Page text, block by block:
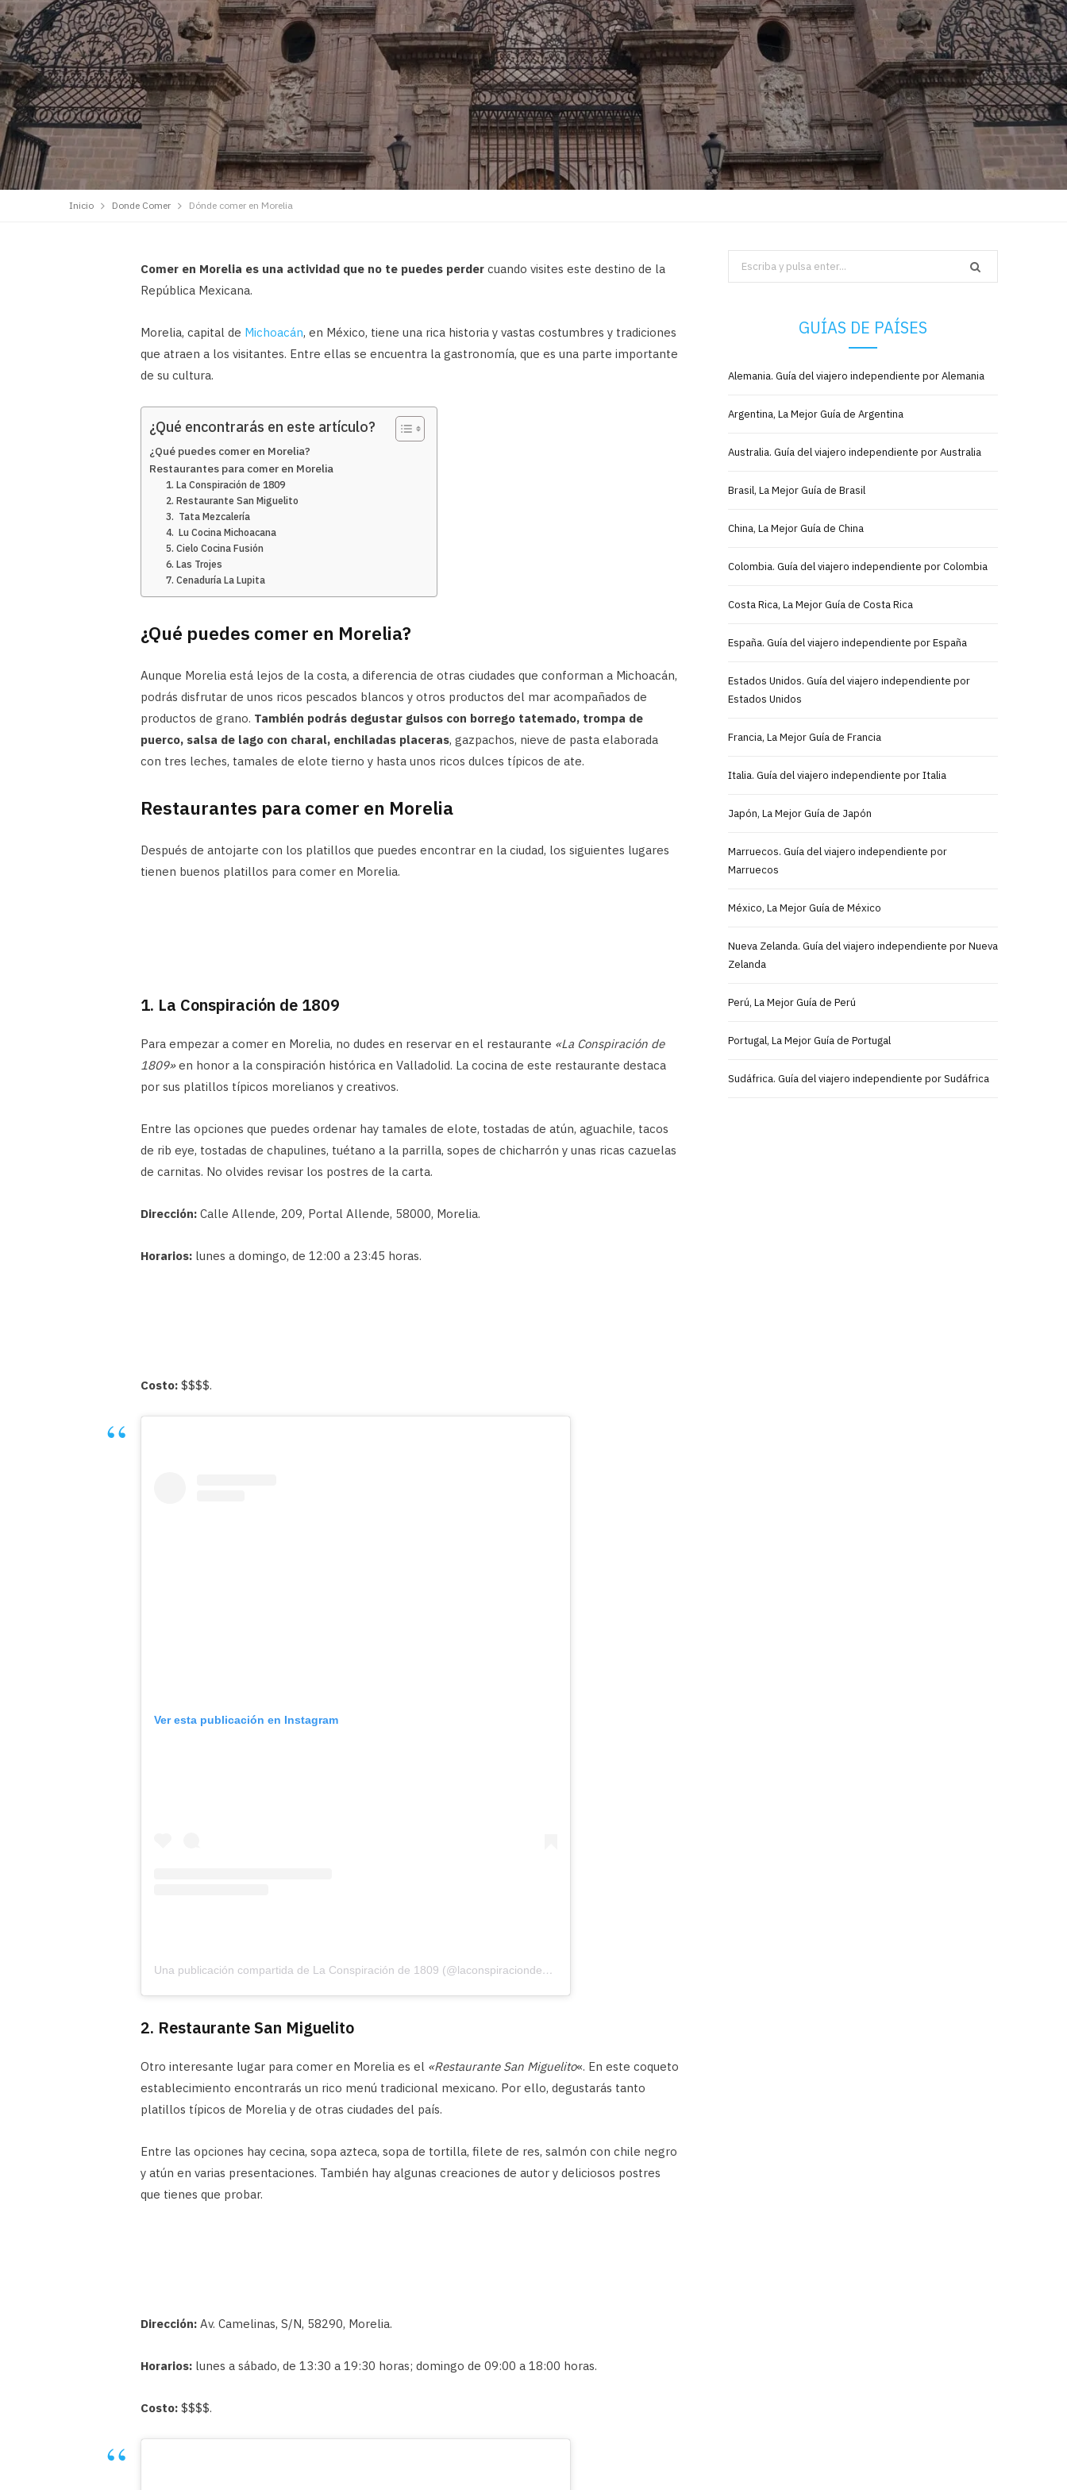
Inicio Donde Comer Dónde comer en Morelia
Comer en Morelia es una actividad que no te puedes perder cuando visites este destino de la
República Mexicana.
Morelia, capital de Michoacán, en México, tiene una rica historia y vastas costumbres y tradiciones
que atraen a los visitantes. Entre ellas se encuentra la gastronomía, que es una parte importante
de su cultura.
¿Qué encontrarás en este artículo?
¿Qué puedes comer en Morelia?
Restaurantes para comer en Morelia
1. La Conspiración de 1809
2. Restaurante San Miguelito
3. Tata Mezcalería
4. Lu Cocina Michoacana
5. Cielo Cocina Fusión
6. Las Trojes
7. Cenaduría La Lupita
¿Qué puedes comer en Morelia?
Aunque Morelia está lejos de la costa, a diferencia de otras ciudades que conforman a Michoacán,
podrás disfrutar de unos ricos pescados blancos y otros productos del mar acompañados de
productos de grano. También podrás degustar guisos con borrego tatemado, trompa de
puerco, salsa de lago con charal, enchiladas placeras, gazpachos, nieve de pasta elaborada
con tres leches, tamales de elote tierno y hasta unos ricos dulces típicos de ate.
Restaurantes para comer en Morelia
Después de antojarte con los platillos que puedes encontrar en la ciudad, los siguientes lugares
tienen buenos platillos para comer en Morelia.
1. La Conspiración de 1809
Para empezar a comer en Morelia, no dudes en reservar en el restaurante «La Conspiración de
1809»en honor a la conspiración histórica en Valladolid. La cocina de este restaurante destaca
por sus platillos típicos morelianos y creativos.
Entre las opciones que puedes ordenar hay tamales de elote, tostadas de atún, aguachile, tacos
de rib eye, tostadas de chapulines, tuétano a la parrilla, sopes de chicharrón y unas ricas cazuelas
de carnitas. No olvides revisar los postres de la carta.
Dirección: Calle Allende, 209, Portal Allende, 58000, Morelia.
Horarios: lunes a domingo, de 12:00 a 23:45 horas.
Costo: $$$$.
Ver esta publicación en Instagram
Una publicación compartida de La Conspiración de 1809 (@laconspiracionde1809)
2. Restaurante San Miguelito
Otro interesante lugar para comer en Morelia es el «Restaurante San Miguelito«. En este coqueto
establecimiento encontrarás un rico menú tradicional mexicano. Por ello, degustarás tanto
platillos típicos de Morelia y de otras ciudades del país.
Entre las opciones hay cecina, sopa azteca, sopa de tortilla, filete de res, salmón con chile negro
y atún en varias presentaciones. También hay algunas creaciones de autor y deliciosos postres
que tienes que probar.
Dirección: Av. Camelinas, S/N, 58290, Morelia.
Horarios: lunes a sábado, de 13:30 a 19:30 horas; domingo de 09:00 a 18:00 horas.
Costo: $$$$.
Search
for:
GUÍAS DE PAÍSES
Alemania. Guía del viajero independiente por Alemania
Argentina, La Mejor Guía de Argentina
Australia. Guía del viajero independiente por Australia
Brasil, La Mejor Guía de Brasil
China, La Mejor Guía de China
Colombia. Guía del viajero independiente por Colombia
Costa Rica, La Mejor Guía de Costa Rica
España. Guía del viajero independiente por España
Estados Unidos. Guía del viajero independiente por
Estados Unidos
Francia, La Mejor Guía de Francia
Italia. Guía del viajero independiente por Italia
Japón, La Mejor Guía de Japón
Marruecos. Guía del viajero independiente por
Marruecos
México, La Mejor Guía de México
Nueva Zelanda. Guía del viajero independiente por Nueva
Zelanda
Perú, La Mejor Guía de Perú
Portugal, La Mejor Guía de Portugal
Sudáfrica. Guía del viajero independiente por Sudáfrica